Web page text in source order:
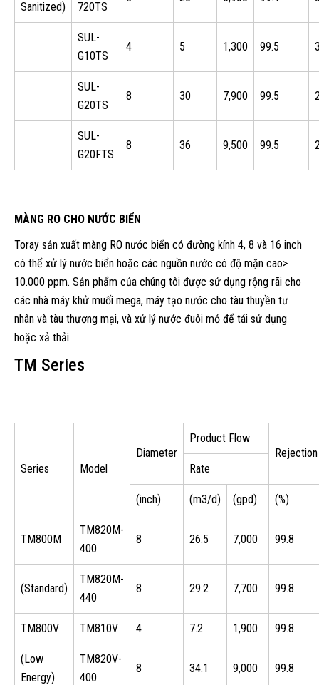
Sanitized) 720TS
SUL-
G10TS
4 5 1,300 99.5
SUL-
G20TS
8 30 7,900 99.5
SUL-
G20FTS
8 36 9,500 99.5
MÀNG RO CHO NƯỚC BIỂN
Toray sản xuất màng RO nước biển có đường kính 4, 8 và 16 inch
có thể xử lý nước biển hoặc các nguồn nước có độ mặn cao>
10.000 ppm. Sản phẩm của chúng tôi được sử dụng rộng rãi cho
các nhà máy khử muối mega, máy tạo nước cho tàu thuyền tư
nhân và tàu thương mại, và xử lý nước đuôi mỏ để tái sử dụng
hoặc xả thải.
TM Series
Series Model
Diameter
Product Flow
Rejection
Rate
(inch) (m3/d) (gpd) (%)
TM800M
TM820M-
400
8 26.5 7,000 99.8
(Standard)
TM820M-
440
8 29.2 7,700 99.8
TM800V TM810V 4 7.2 1,900 99.8
(Low
Energy)
TM820V-
400
8 34.1 9,000 99.8